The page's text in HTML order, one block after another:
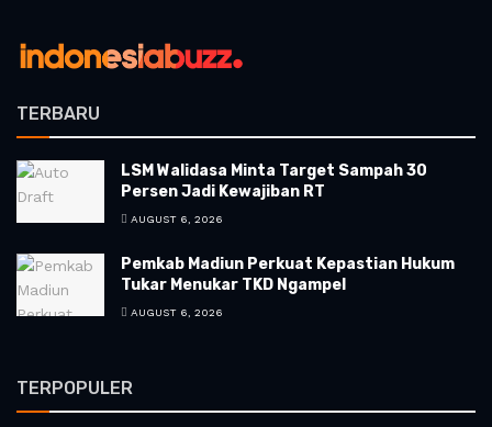
TERBARU
LSM Walidasa Minta Target Sampah 30
Persen Jadi Kewajiban RT
AUGUST 6, 2026
Pemkab Madiun Perkuat Kepastian Hukum
Tukar Menukar TKD Ngampel
AUGUST 6, 2026
TERPOPULER